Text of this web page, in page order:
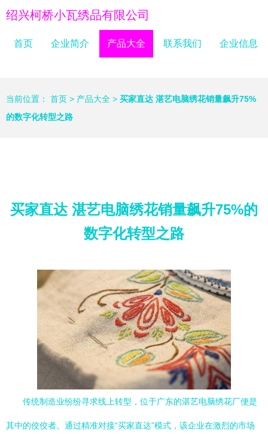
绍兴柯桥小瓦绣品有限公司
首页 企业简介 产品大全 联系我们 企业信息
当前位置： 首页 > 产品大全 > 买家直达 湛艺电脑绣花销量飙升75%
的数字化转型之路
买家直达 湛艺电脑绣花销量飙升75%的
数字化转型之路
传统制造业纷纷寻求线上转型，位于广东的湛艺电脑绣花厂便是
其中的佼佼者。通过精准对接“买家直达”模式，该企业在激烈的市场